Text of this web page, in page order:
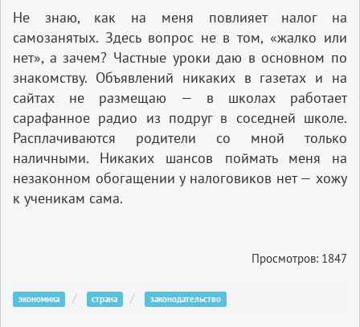
Не знаю, как на меня повлияет налог на
самозанятых. Здесь вопрос не в том, «жалко или
нет», а зачем? Частные уроки даю в основном по
знакомству. Объявлений никаких в газетах и на
сайтах не размещаю — в школах работает
сарафанное радио из подруг в соседней школе.
Расплачиваются родители со мной только
наличными. Никаких шансов поймать меня на
незаконном обогащении у налоговиков нет — хожу
к ученикам сама.
Просмотров: 1847
экономика страна законодательство